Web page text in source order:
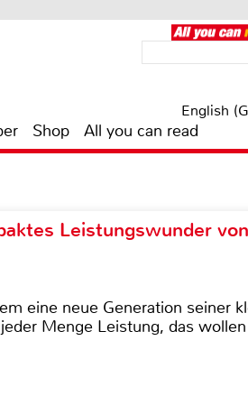
English
Shop All you can read
Leistungswunder
eine neue Generation seiner
Menge Leistung, das